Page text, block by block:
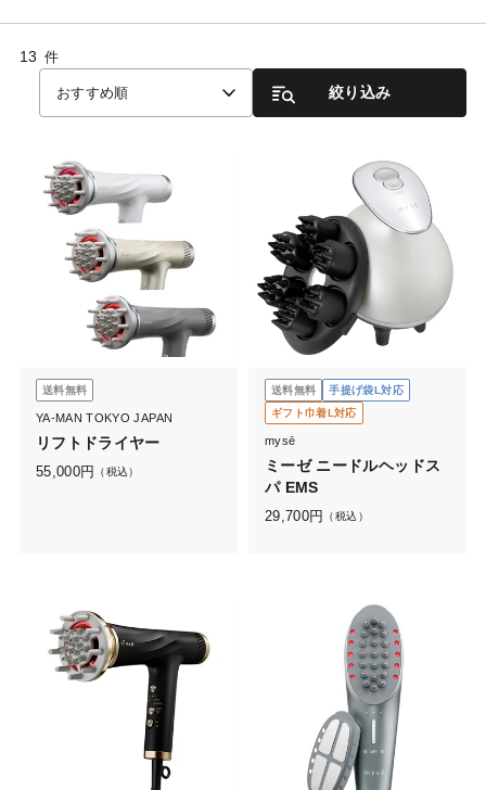
13 件
おすすめ順 絞り込み
送料無料
YA-MAN TOKYO JAPAN
リフトドライヤー
55,000円 （税込）
送料無料
手提げ袋L対応
ギフト巾着L対応
mysē
ミーゼ ニードルヘッドス
パ EMS
29,700円 （税込）